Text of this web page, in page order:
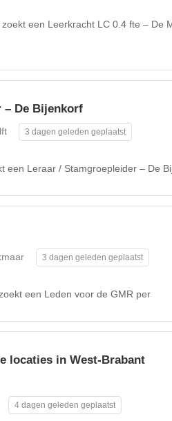
een Leerkracht LC 0.4 fte – De
– De Bijenkorf
3 dagen geleden geplaatst
een Leraar / Stamgroepleider – De
3 dagen geleden geplaatst
een Leden voor de GMR per
locaties in West-Brabant
4 dagen geleden geplaatst